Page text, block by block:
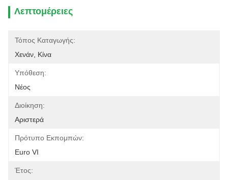
Λεπτομέρειες
Τόπος Καταγωγής:
Χενάν, Κίνα
Υπόθεση:
Νέος
Διοίκηση:
Αριστερά
Πρότυπο Εκπομπών:
Euro VI
Έτος: